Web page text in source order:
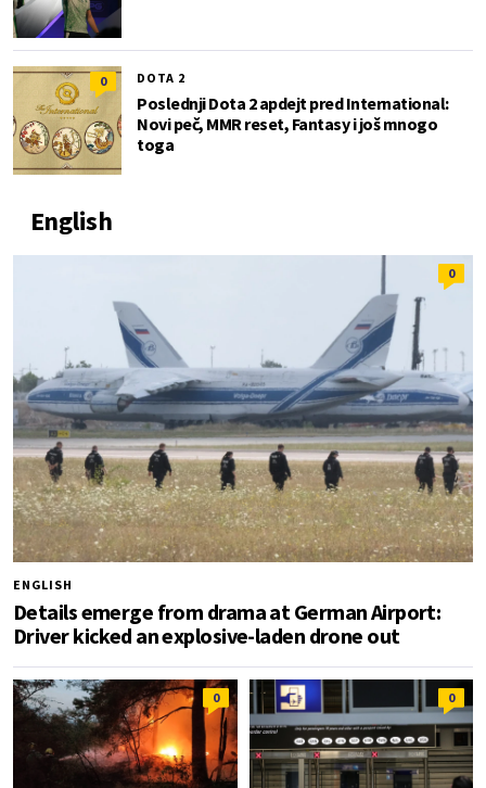
0 DOTA 2
Poslednji Dota 2 apdejt pred International:
Novi peč, MMR reset, Fantasy i još mnogo
toga
English
0
ENGLISH
Details emerge from drama at German Airport:
Driver kicked an explosive-laden drone out
0 0